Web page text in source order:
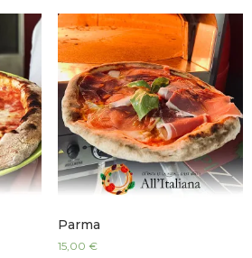
Parma
15,00 €